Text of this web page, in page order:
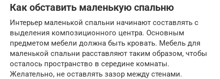
Как обставить маленькую спальню
Интерьер маленькой спальни начинают составлять с
выделения композиционного центра. Основным
предметом мебели должна быть кровать. Мебель для
маленькой спальни расставляют таким образом, чтобы
осталось пространство в середине комнаты.
Желательно, не оставлять зазор между стенами.